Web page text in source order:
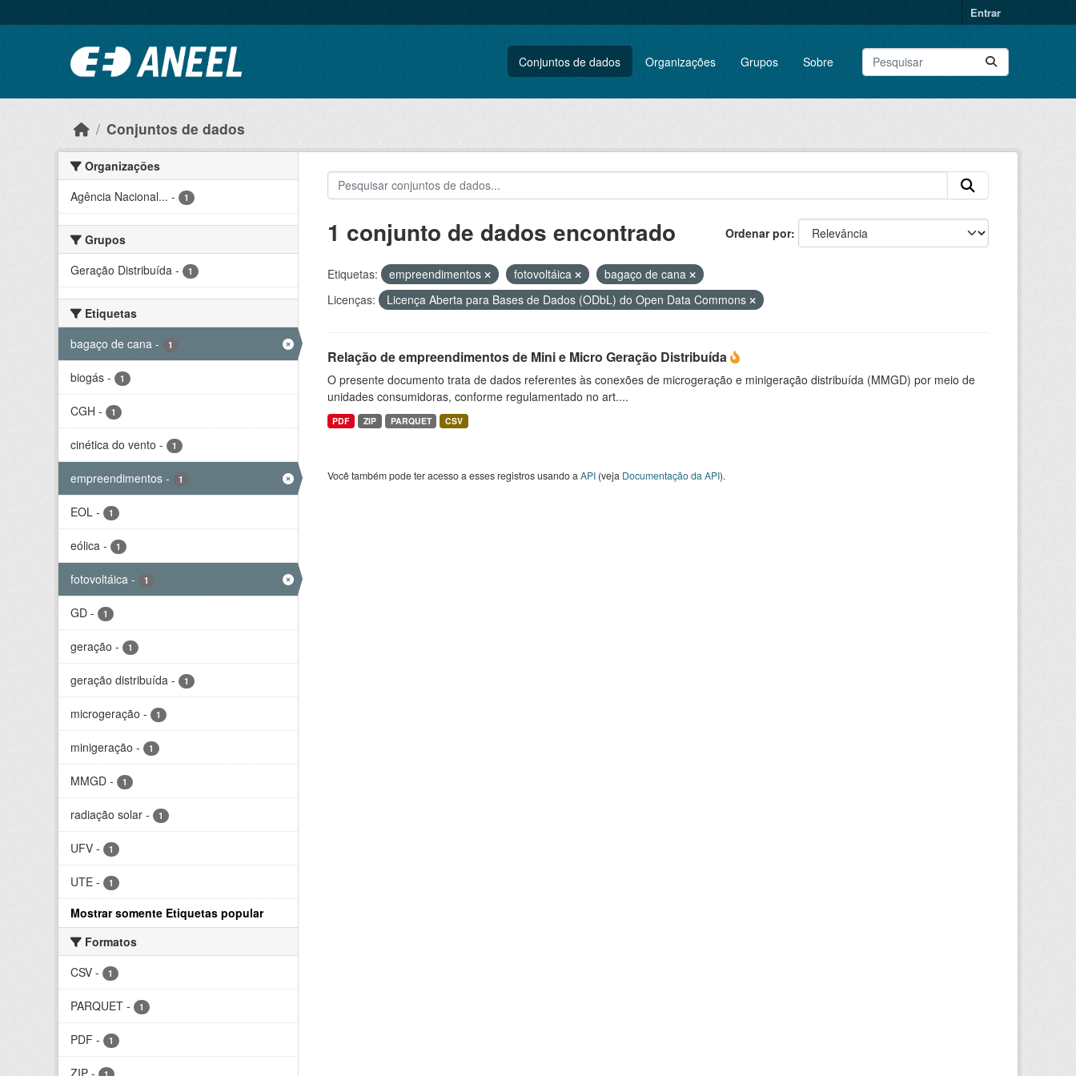
Entrar
Conjuntos de dados Organizações Grupos Sobre
Conjuntos de dados
Organizações
Agência Nacional... - 1
Grupos
Geração Distribuída - 1
Etiquetas
bagaço de cana - 1
biogás - 1
CGH - 1
cinética do vento - 1
empreendimentos - 1
EOL - 1
eólica - 1
fotovoltáica - 1
GD - 1
geração - 1
geração distribuída - 1
microgeração - 1
minigeração - 1
MMGD - 1
radiação solar - 1
UFV - 1
UTE - 1
Mostrar somente Etiquetas popular
Formatos
CSV - 1
PARQUET - 1
PDF - 1
ZIP -
Ordenar por
1 conjunto de dados encontrado
Etiquetas: empreendimentos fotovoltáica
bagaço de cana
Licenças:
Licença Aberta para Bases de Dados (ODbL) do Open Data Commons
Relação de empreendimentos de Mini e Micro Geração Distribuída
O presente documento trata de dados referentes às conexões de microgeração e minigeração distribuída (MMGD) por meio de
unidades consumidoras, conforme regulamentado no art....
PDF ZIP PARQUET CSV
Você também pode ter acesso a esses registros usando a API(veja Documentação da API).